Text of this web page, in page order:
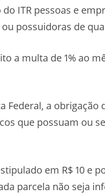
ITR pessoas e
possuidoras de
a multa de 1% ao
Federal, a obrigação
que possuam ou
em R$ 10 e
parcela não seja